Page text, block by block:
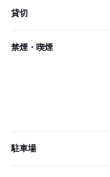
貸切
禁煙・喫煙
駐車場